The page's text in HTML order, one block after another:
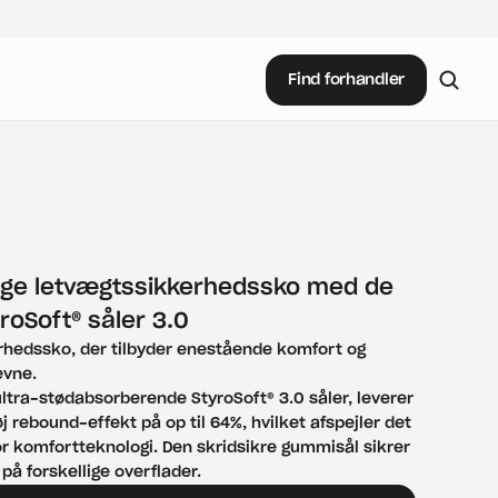
Find forhandler
letvægtssikkerhedssko med de
såler 3.0
der tilbyder enestående komfort og
stødabsorberende StyroSoft® 3.0 såler, leverer
rebound-effekt på op til 64%, hvilket afspejler det
komfortteknologi. Den skridsikre gummisål sikrer
forskellige overflader.